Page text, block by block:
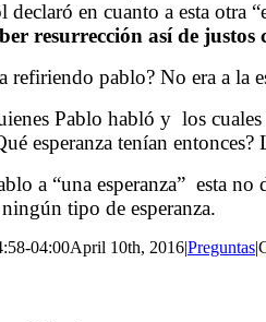
en cuanto a esta otra
resurrección así de justos
refiriendo pablo? No era a
Pablo habló y los
esperanza tenían
a “una esperanza” esta no
tipo de esperanza.
04:00April 10th, 2016|Preguntas|